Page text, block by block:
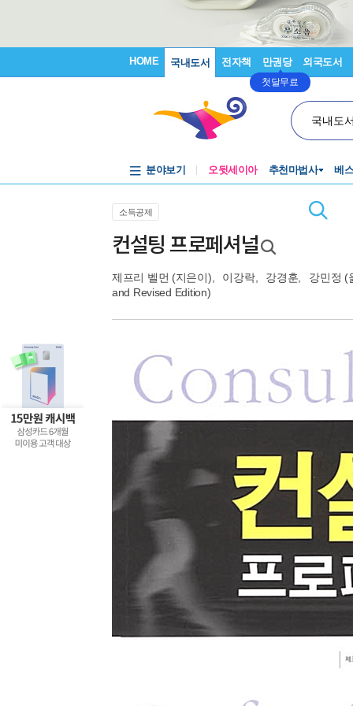
HOME 국내도서 전자책 만권당
첫달무료
외국도서
국내도
분야보기 오뒷세이아 추천마법사 베
소득공제
컨설팅 프로페셔널
제프리 벨먼 (지은이), 이강락, 강경훈 강민정 (
and Revised Edition)